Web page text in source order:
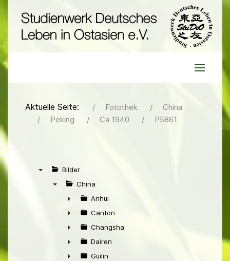
Aktuelle Seite: Fotothek
China
Peking
Ca 1940 P5861
Bilder
China
►
Anhui
►
Canton
►
Changsha
►
Dairen
Guilin